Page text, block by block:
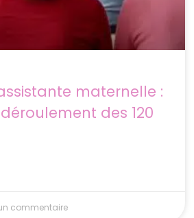
maternelle :
des 120
commentaire